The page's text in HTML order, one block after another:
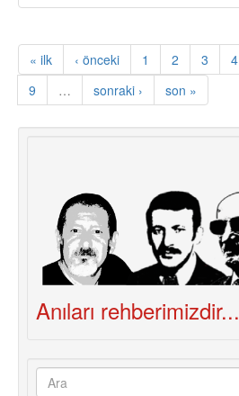
Kayyumlara
Sosyalistlerin
Görevi
ve
“Devrimci
İki
« ilk ‹ önceki 1 2 3 4
9
… sonraki › son »
Anıları rehberimizdir...
Arama